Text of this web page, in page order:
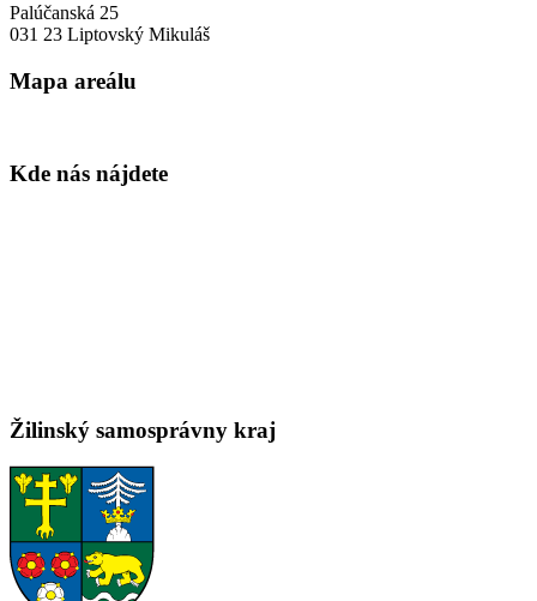
Palúčanská 25
031 23 Liptovský Mikuláš
Mapa areálu
Kde nás nájdete
Žilinský samosprávny kraj